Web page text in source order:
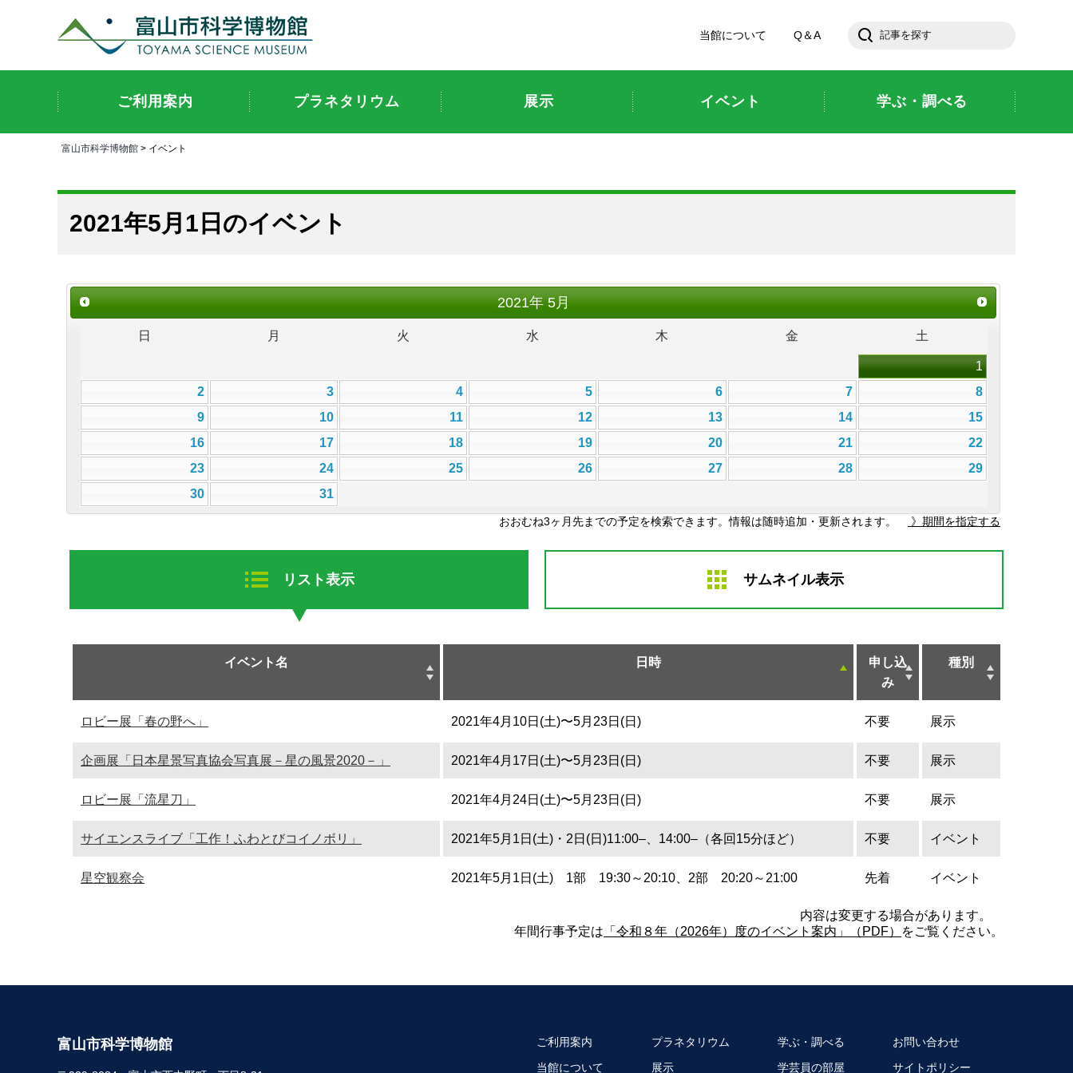
当館について
Q＆A
ご利用案内 プラネタリウム 展示 イベント 学ぶ・調べる
富山市科学博物館 > イベント
2021年5月1日のイベント
2021年5月
日 月 火 水 木 金 土
1
2
3 4 5 6 7
8
9
10 11 12 13 14
15
16
17 18 19 20 21
22
23
24 25 26 27 28
29
30
31
おおむね3ヶ月先までの予定を検索できます。情報は随時追加・更新されます。 》期間を指定する
リスト表示 サムネイル表示
イベント名 日時
申し込
み
種別
ロビー展「春の野へ」 2021年4月10日(土)〜5月23日(日) 不要 展示
企画展「日本星景写真協会写真展－星の風景2020－」 2021年4月17日(土)〜5月23日(日) 不要 展示
ロビー展「流星刀」 2021年4月24日(土)〜5月23日(日) 不要 展示
サイエンスライブ「工作！ふわとびコイノボリ」 2021年5月1日(土)・2日(日)11:00–、14:00–（各回15分ほど） 不要 イベント
星空観察会 2021年5月1日(土) 1部 19:30～20:10、2部 20:20～21:00 先着 イベント
内容は変更する場合があります。
年間行事予定は 「令和８年（2026年）度のイベント案内」（PDF） をご覧ください。
富山市科学博物館 ご利用案内
当館について
プラネタリウム
展示
学ぶ・調べる
学芸員の部屋
お問い合わせ
サイトポリシー